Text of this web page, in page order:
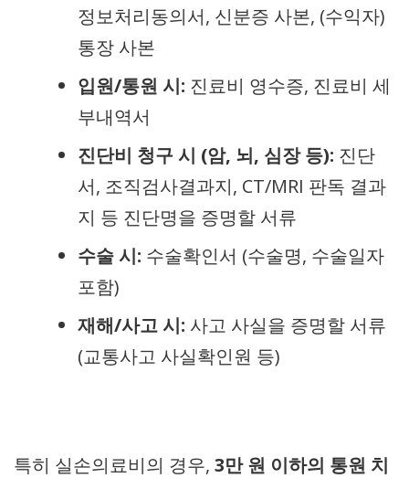
정보처리동의서, 신분증 사본, (수익자)
통장 사본
입원/통원 시: 진료비 영수증, 진료비 세
부내역서
진단비 청구 시 (암, 뇌, 심장 등): 진단
서, 조직검사결과지, CT/MRI 판독 결과
지 등 진단명을 증명할 서류
수술 시: 수술확인서 (수술명, 수술일자
포함)
재해/사고 시: 사고 사실을 증명할 서류
(교통사고 사실확인원 등)
특히 실손의료비의 경우, 3만 원 이하의 통원 치